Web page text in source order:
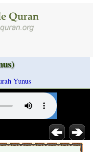
Yunus